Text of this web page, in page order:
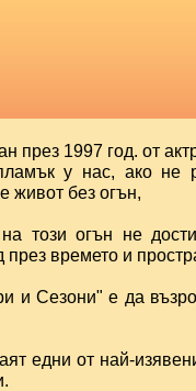
през 1997 год. от
у нас, ако не
живот без огън,
този огън не
времето и
и Сезони" е да
едни от най-